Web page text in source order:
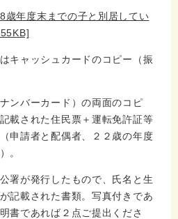
歳年度末までの子と別居してい
キャッシュカードのコピー（振
ンバーカード）の両面のコピ
載された住民票＋運転免許証等
申請者と配偶者、２２歳の年度
。
署が発行したもので、氏名と生
記載された書類。写真付きであ
書であれば２点ご提出くださ